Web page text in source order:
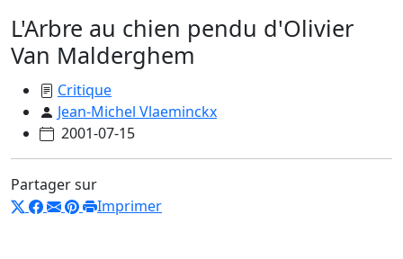
L'Arbre au chien pendu d'Olivier
Van Malderghem
Critique
Jean-Michel Vlaeminckx
2001-07-15
Partager sur
Imprimer